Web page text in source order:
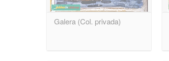
Galera (Col. privada)